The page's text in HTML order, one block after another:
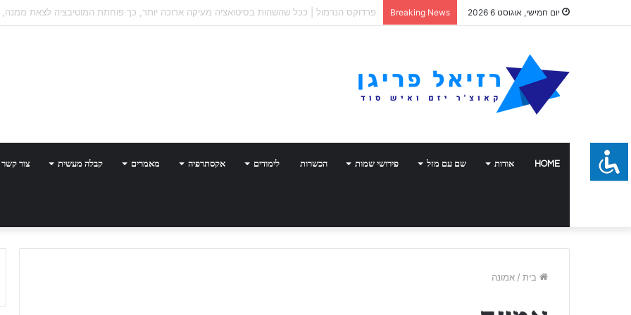
יום חמישי, אוגוסט 6 2026 Breaking News אקסתרפיה
HOME אודות שם עם מזל פירושי שמות הכשרות לימודים אקסתרפיה מאמרים קבלה מעשית צור קשר
בית / אמונה